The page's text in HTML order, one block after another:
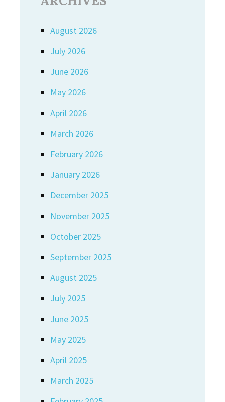
August 2026
July 2026
June 2026
May 2026
April 2026
March 2026
February 2026
January 2026
December 2025
November 2025
October 2025
September 2025
August 2025
July 2025
June 2025
May 2025
April 2025
March 2025